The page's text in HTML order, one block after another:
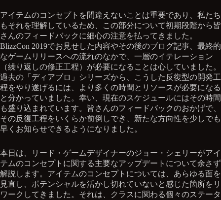
アイテムのコンセプトを間違えないことは重要であり、私たち
もそれを理解しているため、この部分について初期段階から皆
さんのフィードバックに細心の注意を払ってきました。
BlizzCon 2019でお見せした内容やその後のブログ記事、最終的
なゲームリリースへの流れのなかで、一層のイテレーション
（繰り返しの修正工程）が必要になることは心していました。
過去の「ディアブロ」シリーズから、こうした反復型の開発工
程をやり遂げるには、より多くの時間とリソースが必要になる
と分かっていました。幸い、現在のスケジュールにはその時間
も盛り込まれています。皆さんのフィードバックのおかげで、
その反復工程をいくらか前倒しでき、新たな方向性を少しでも
早くお知らせできるようになりました。
本日は、リード・ゲームデザイナーのジョー・シェリーがアイ
テムのコンセプトに関する主要なアップデートについて余さず
解説します。アイテムのコンセプトについては、あらゆる面を
見直し、ポテンシャルを活かし切れていないと感じた箇所をリ
ワークしてきました。それは、クラスに関わる個々のステータ